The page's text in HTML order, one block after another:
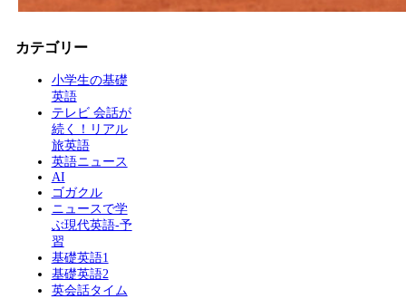
カテゴリー
小学生の基礎
英語
テレビ 会話が
続く！リアル
旅英語
英語ニュース
AI
ゴガクル
ニュースで学
ぶ現代英語-予
習
基礎英語1
基礎英語2
英会話タイム